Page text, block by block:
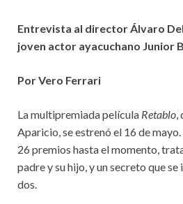
Entrevista al director Álvaro
joven actor ayacuchano Junior
Por Vero Ferrari
La multipremiada película Retablo,
Aparicio, se estrenó el 16 de
26 premios hasta el momento,
padre y su hijo, y un secreto que
dos.